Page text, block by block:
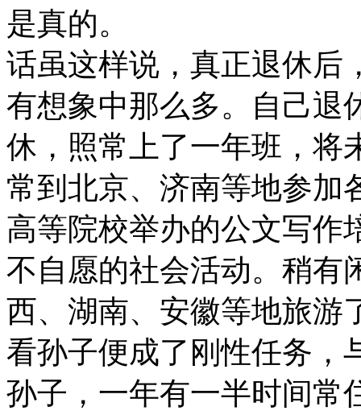
是真的。
话虽这样说，真正退休后
有想象中那么多。自己退
休，照常上了一年班，将
常到北京、济南等地参加
高等院校举办的公文写作
不自愿的社会活动。稍有
西、湖南、安徽等地旅游
看孙子便成了刚性任务，
孙子，一年有一半时间常